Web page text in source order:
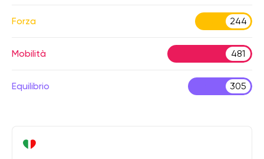
Forza 244
Mobilità 481
Equilibrio 305